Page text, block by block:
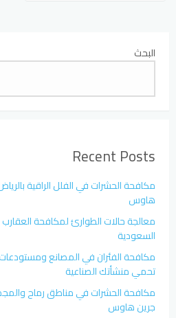
البحث
Recent Posts
مكافحة الحشرات في الفلل الراقية
هاوس
معالجة حالات الطوارئ لمكافحة
السعودية
مكافحة الفئران في المصانع
تحمي منشأتك الصناعية
مكافحة الحشرات في مناطق رماح
جرين هاوس